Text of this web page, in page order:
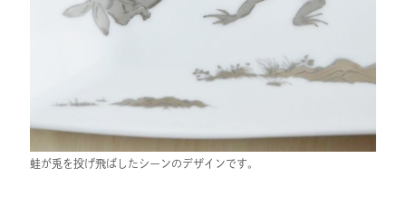
蛙が兎を投げ飛ばしたシーンのデザインです。